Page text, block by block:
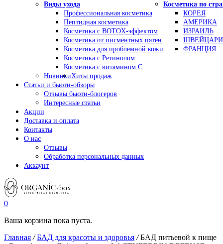
Виды ухода
Профессиональная косметика
Пептидная косметика
Косметика с BOTOX-эффектом
Косметика от пигментных пятен
Косметика для проблемной кожи
Косметика с Ретинолом
Косметика с витамином С
Косметика по
КОРЕЯ
АМЕРИКА
ИЗРАИЛЬ
ФРАНЦИЯ
НовинкиХиты продаж
Статьи и бьюти-обзоры
Отзывы бьюти-блогеров
Интересные статьи
Акции
Доставка и оплата
Контакты
О нас
Отзывы
Обработка персональных данных
Аккаунт
0
Ваша корзина пока пуста.
Главная /БАД для красоты и здоровья /БАД питьевой к пище